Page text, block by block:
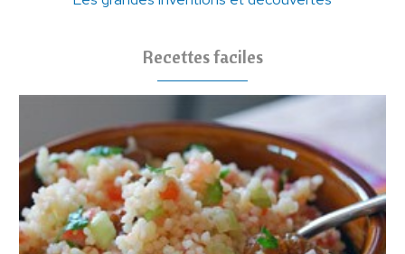
Recettes faciles